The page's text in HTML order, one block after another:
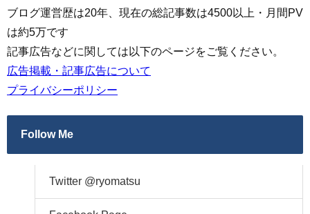
ブログ運営歴は20年、現在の総記事数は4500以上・月間PV
は約5万です
記事広告などに関しては以下のページをご覧ください。
広告掲載・記事広告について
プライバシーポリシー
Follow Me
Twitter @ryomatsu